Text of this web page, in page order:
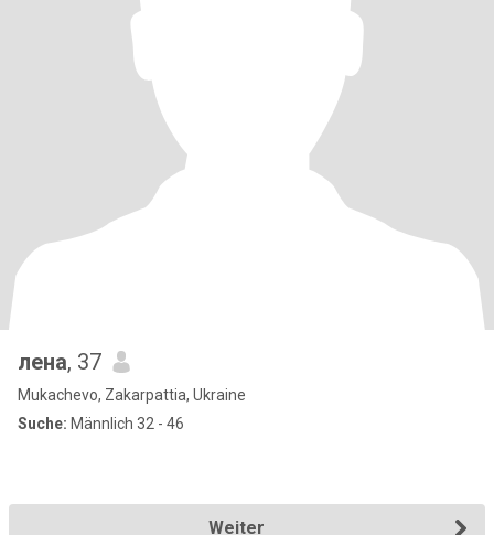
лена, 37
Mukachevo, Zakarpattia, Ukraine
Suche: Männlich 32 - 46
Weiter